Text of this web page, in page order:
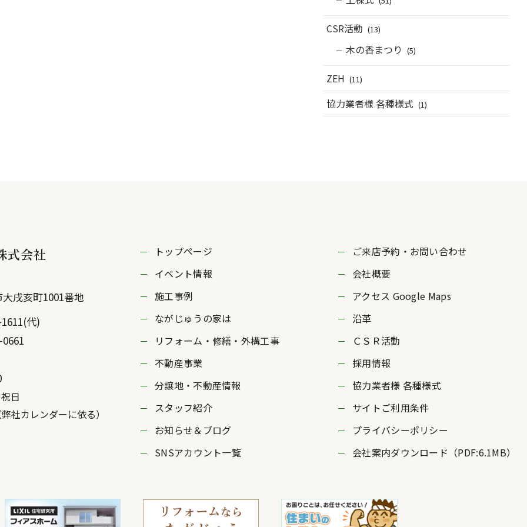
CSR活動 (13)
木の香まつり (5)
ZEH (11)
協力業者様 各種様式 (1)
式会社
大戌亥町1001番地
(代)
日
レンダーに依る）
トップページ
イベント情報
施工事例
ながじゅうの家は
リフォーム・修繕・外構工事
不動産事業
分譲地・不動産情報
スタッフ紹介
お知らせ＆ブログ
SNSアカウント一覧
ご来店予約・お問い合わせ
会社概要
アクセス Google Maps
沿革
ＣＳＲ活動
採用情報
協力業者様 各種様式
サイトご利用条件
プライバシーポリシー
会社案内ダウンロード（PDF:6.1MB）